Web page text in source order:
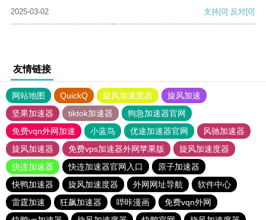
2025-03-02
支持[0] 反对[0]
友情链接
网站地图 QuickQ 旋风加速度器
旋风加速
坚果加速器
tiktok加速器
狗急加速器官网
免费vqn外网加速
小蓝鸟 优途加速器官网
风驰加速器
旋风加速器
免费vps加速器外网苹果版
旋风加速度器
快连加速器
快连加速器官网入口
原子加速器
快鸭加速器
旋风加速度器 外网网址导航
软件中心
雷霆加速
狂飙加速器 哔咔漫画
免费vqn外网